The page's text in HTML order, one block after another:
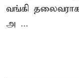
வங்கி
அ ...